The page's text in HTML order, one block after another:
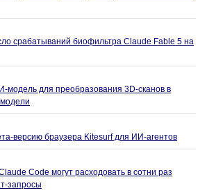
срабатываний биофильтра Claude Fable 5 на
модель для преобразования 3D-сканов в
версию браузера Kitesurf для ИИ-агентов
Code могут расходовать в сотни раз
запросы